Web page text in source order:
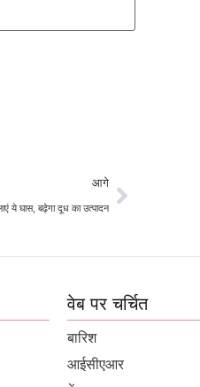
आगे
ये घास, बढ़ेगा दूध का उत्पादन
वेब पर चर्चित
बारिश
आईसीएआर